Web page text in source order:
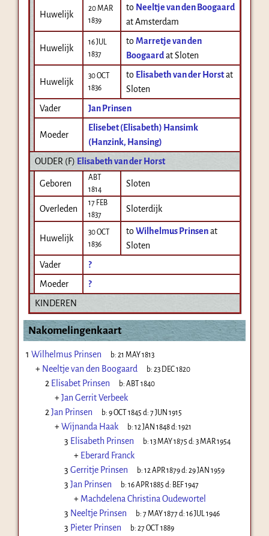
Huwelijk
20 MAR
1839
to Neeltje van den Boogaard
at Amsterdam
Huwelijk
16 JUL
1837
toMarretje van den
Boogaard at Sloten
Huwelijk
30 OCT
1836
to Elisabeth van der Horst at
Sloten
Vader
Jan Prinsen
Moeder
Elisebet (Elisabeth) Hansimk
(Hanzink, Hansing)
OUDER (F) Elisabeth van der Horst
Geboren
ABT
1814
Sloten
Overleden
17 FEB
1837
Sloterdijk
Huwelijk
30 OCT
1836
toWilhelmus Prinsen at
Sloten
Vader
?
Moeder
?
KINDEREN
Nakomelingenkaart
1 Wilhelmus Prinsen b:21 MAY 1813
+ Neeltje van den Boogaard b:23 DEC 1820
2 Elisabet Prinsen b:ABT 1840
+Jan Gerrit Verbeek
2 Jan Prinsen b:9 OCT 1845 d:7 JUN 1915
+Wijnanda Haak b:12 JAN 1848d:1921
3 Elisabeth Prinsen b:13 MAY 1875 d:3 MAR 1954
+ Eberard Franck
3 Gerritje Prinsen b:12 APR 1879d:29 JAN 1959
3 Jan Prinsen b:16 APR 1885 d: BEF 1947
+ Machdelena Christina Oudewortel
3 Neeltje Prinsen b:7 MAY 1877d:16 JUL 1946
3 Pieter Prinsen b:27 OCT 1889